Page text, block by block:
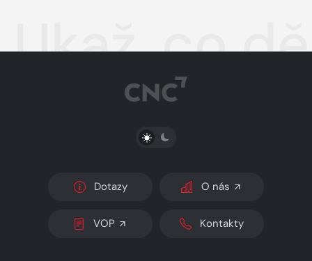
Ukaž, co
PŘEPNOUT SVĚTLÝ/TMAVÝ REŽIM
Dotazy O nás
VOP Kontakty